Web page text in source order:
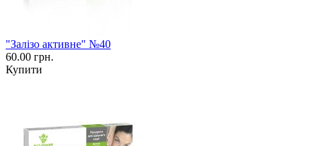
"Залізо активне" №40
60.00 грн.
Купити